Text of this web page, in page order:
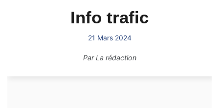
Info trafic
21 Mars 2024
ParLa rédaction